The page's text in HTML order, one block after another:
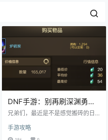
DNF手游：别再刷深渊勇士
图了，新“T0”搬砖神图出现
兄弟们，最近是不是感觉搬砖的日
天比一天低？别急，可能你只是没
找对地方！相信不少坚持搬砖的兄
手游攻略